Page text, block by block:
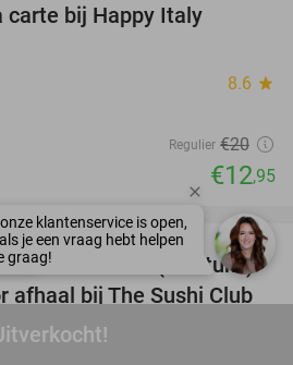
carte bij Happy Italy
8.6 star
Regulier €20
€12,95
43%
favorite_border
naar keuze (40 stuks)
afhaal bij The Sushi Club
close